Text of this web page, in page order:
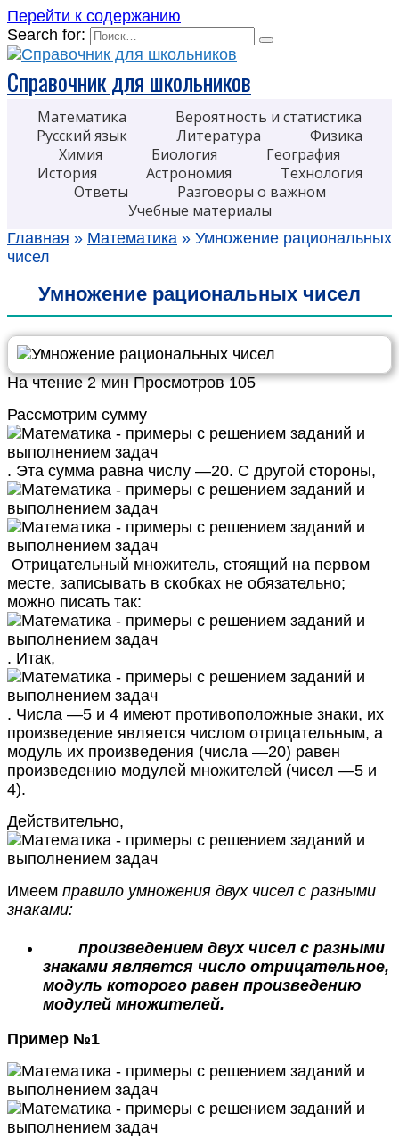
Перейти к содержанию
Search for:
Справочник для школьников
Математика
Вероятность и статистика
Русский язык
Литература
Физика
Химия
Биология
География
История
Астрономия
Технология
Ответы
Разговоры о важном
Учебные материалы
Главная » Математика » Умножение рациональных
чисел
Умножение рациональных чисел
На чтение2 мин Просмотров 105
Рассмотрим сумму
. Эта сумма равна числу —20. С другой стороны,
Отрицательный множитель, стоящий на первом
месте, записывать в скобках не обязательно;
можно писать так:
. Итак,
. Числа —5 и 4 имеют противоположные знаки, их
произведение является числом отрицательным, а
модуль их произведения (числа —20) равен
произведению модулей множителей (чисел —5 и
4).
Действительно,
Имеем правило умножения двух чисел с разными
знаками:
произведением двух чисел с разными
знаками является число отрицательное,
модуль которого равен произведению
модулей множителей.
Пример №1